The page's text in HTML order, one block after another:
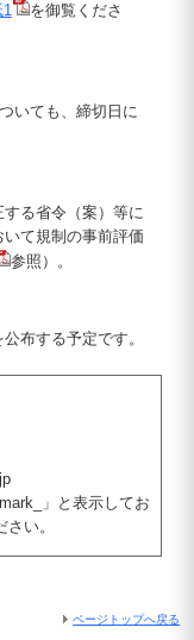
1
を御覧くださ
いても、締切日に
る省令（案）等に
て規制の事前評価
参照）。
布する予定です。
」と表示してお
い。
ページトップへ戻る